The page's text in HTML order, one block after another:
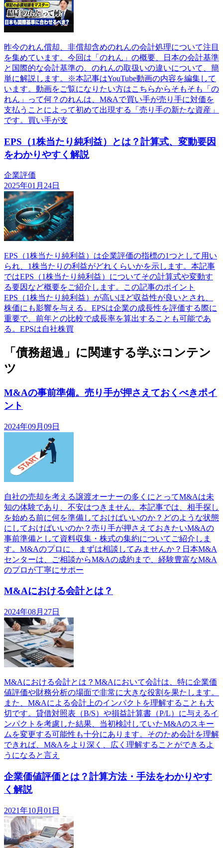
昨今のれん償却、非償却含めのれんの会計処理について注目
を集めています。今回は「のれん」の概要、日本の会計基準
と国際的な会計基準の、のれんの取扱いの違いについて、簡
単に解説します。※本記事はYouTube動画の内容を編集して
います。動画をご覧になりたい方はこちらからそもそも「の
れん」って何？のれんは、M&Aで買い手が売り手に対価を
支払うことによって初めて出現する「売り手の新たな資産」
です。買い手が支
EPS（1株当たり純利益）とは？計算式、変動要因
をわかりやすく解説
企業評価
2025年01月24日
EPS（1株当たり純利益）は企業評価の指標の1つとして用い
られ、1株当たりの利益がどれくらいかを示します。本記事
ではEPS（1株当たり純利益）についてその計算式や変動す
る要因など概要をご紹介します。この記事のポイント
EPS（1株当たり純利益）が高いほど収益性が良いとされ、
株価にも影響を与える。EPSは企業の成長性を評価する際に
重要で、前年との比較で成長率を算出することも可能であ
る。EPSは自社株買
「債務超過」に関連する学ぶコンテン
ツ
M&Aの事前準備。売り手が押さえておくべきポイ
ント
2024年09月09日
自社の売却を考える譲渡オーナーの多くにとってM&Aは未
知の体験であり、不安はつきません。本記事では、相手探し
を始める前に何を準備しておけばいいのか？どのような状態
にしておけばいいのか？売り手が押さえておきたいM&Aの
事前準備として資料収集・株式の集約についてご紹介しま
す。M&Aのプロに、まずは相談してみませんか？日本M&A
センターは、ご相談からM&Aの成約まで、経験豊富なM&A
のプロが丁寧にサポー
M&Aにおける会計とは？
2024年08月27日
M&Aにおける会計とは？M&Aにおいて会計は、特に企業価
値評価や財務分析の場面で非常に大きな役割を果たします。
また、M&Aによる会計上のインパクトを理解することも大
切です。貸借対照表（B/S）や損益計算書（P/L）に与えるイ
ンパクトを考慮した結果、当初検討していたM&Aのスキー
ムを変更する可能性も十分にあります。そのため会計を理解
できれば、M&Aをより深く、広く理解することができるよ
うになると言え
企業価値評価とは？計算方法・手法をわかりやす
く解説
2021年10月01日